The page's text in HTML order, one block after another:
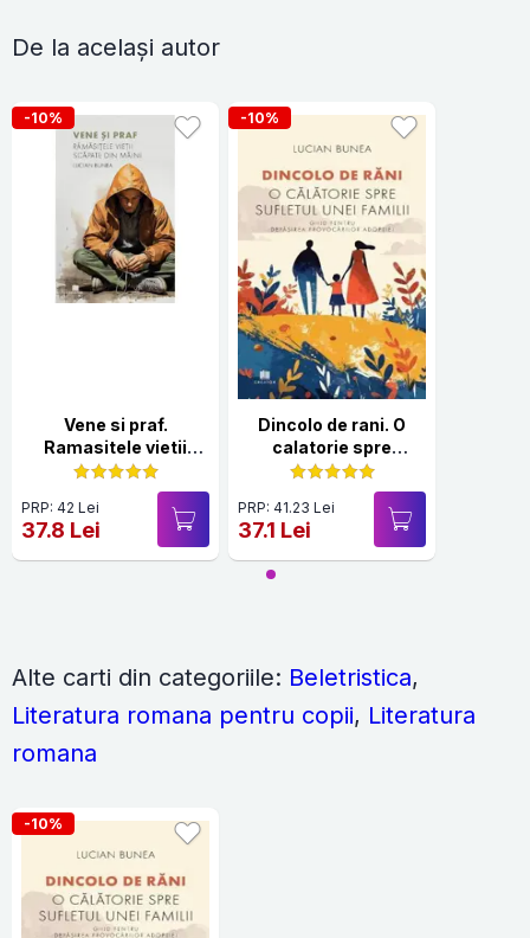
De la același autor
-10%
Vene si praf.
Ramasitele vietii
scapate din maini
PRP: 42 Lei
37.8 Lei
-10%
Dincolo de rani. O
calatorie spre
sufletul unei familii
PRP: 41.23 Lei
37.1 Lei
Alte carti din categoriile: Beletristica,
Literatura romana pentru copii, Literatura
romana
-10%